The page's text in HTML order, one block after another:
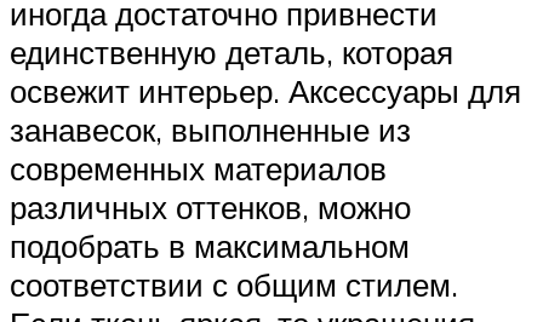
иногда достаточно привнести
единственную деталь, которая
освежит интерьер. Аксессуары для
занавесок, выполненные из
современных материалов
различных оттенков, можно
подобрать в максимальном
соответствии с общим стилем.